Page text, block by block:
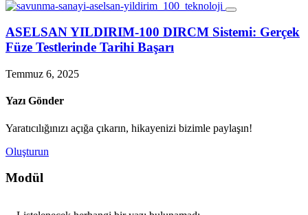
ASELSAN YILDIRIM‑100 DIRCM Sistemi: Gerçek
Füze Testlerinde Tarihi Başarı
Temmuz 6, 2025
Yazı Gönder
Yaratıcılığınızı açığa çıkarın, hikayenizi bizimle paylaşın!
Oluşturun
Modül